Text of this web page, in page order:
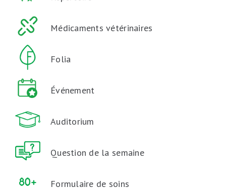
Médicaments vétérinaires
Folia
Événement
Auditorium
Question de la semaine
Formulaire de soins